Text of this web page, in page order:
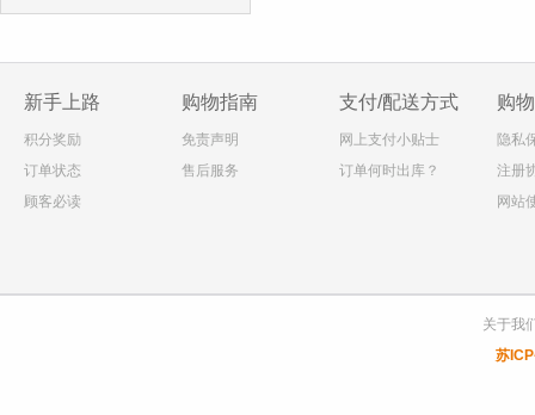
新手上路
积分奖励
订单状态
顾客必读
购物指南
免责声明
售后服务
支付/配送方式
网上支付小贴士
订单何时出库？
购
隐私
注册
网站
关于我
苏